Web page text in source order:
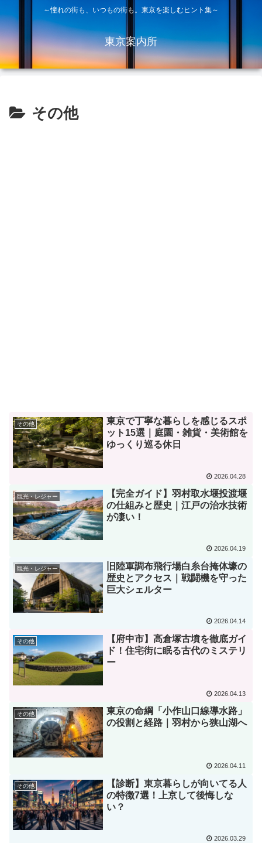
～憧れの街も、いつもの街も。東京を楽しむヒント集～
東京案内所
その他
その他
東京で丁寧な暮らしを感じるスポ
ット15選｜庭園・雑貨・美術館を
ゆっくり巡る休日
2026.04.28
観光・レジャー
【完全ガイド】羽村取水堰投渡堰
の仕組みと歴史｜江戸の治水技術
が凄い！
2026.04.19
観光・レジャー
旧陸軍調布飛行場白糸台掩体壕の
歴史とアクセス｜戦闘機を守った
巨大シェルター
2026.04.14
その他
【府中市】高倉塚古墳を徹底ガイ
ド！住宅街に眠る古代のミステリ
ー
2026.04.13
その他
東京の命綱「小作山口線導水路」
の役割と経路｜羽村から狭山湖へ
2026.04.11
その他
【診断】東京暮らしが向いてる人
の特徴7選！上京して後悔しな
い？
2026.03.29